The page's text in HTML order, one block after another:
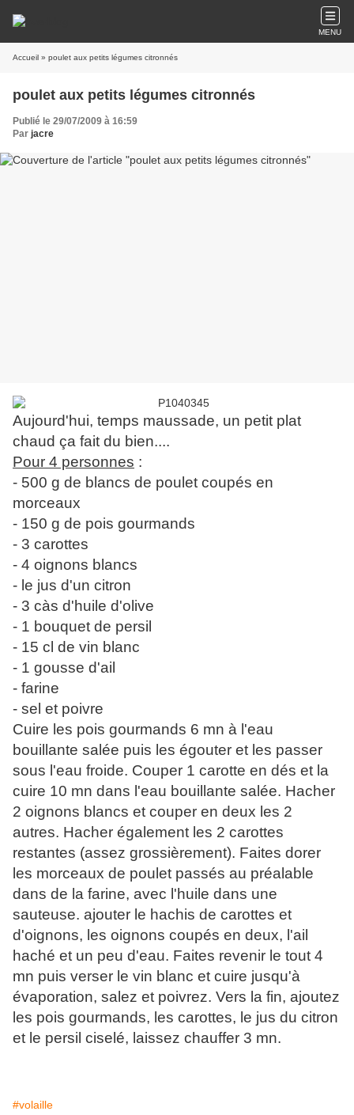
MENU
Accueil » poulet aux petits légumes citronnés
poulet aux petits légumes citronnés
Publié le 29/07/2009 à 16:59
Par jacre
Aujourd'hui, temps maussade, un petit plat
chaud ça fait du bien....
Pour 4 personnes :
- 500 g de blancs de poulet coupés en
morceaux
- 150 g de pois gourmands
- 3 carottes
- 4 oignons blancs
- le jus d'un citron
- 3 càs d'huile d'olive
- 1 bouquet de persil
- 15 cl de vin blanc
- 1 gousse d'ail
- farine
- sel et poivre
Cuire les pois gourmands 6 mn à l'eau
bouillante salée puis les égouter et les passer
sous l'eau froide. Couper 1 carotte en dés et la
cuire 10 mn dans l'eau bouillante salée. Hacher
2 oignons blancs et couper en deux les 2
autres. Hacher également les 2 carottes
restantes (assez grossièrement). Faites dorer
les morceaux de poulet passés au préalable
dans de la farine, avec l'huile dans une
sauteuse. ajouter le hachis de carottes et
d'oignons, les oignons coupés en deux, l'ail
haché et un peu d'eau. Faites revenir le tout 4
mn puis verser le vin blanc et cuire jusqu'à
évaporation, salez et poivrez. Vers la fin, ajoutez
les pois gourmands, les carottes, le jus du citron
et le persil ciselé, laissez chauffer 3 mn.
#volaille